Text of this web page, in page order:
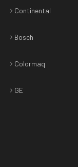
Continental
Bosch
Colormaq
GE